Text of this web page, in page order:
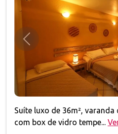
Anterior
Suíte luxo de 36m², varanda
com box de vidro tempe...